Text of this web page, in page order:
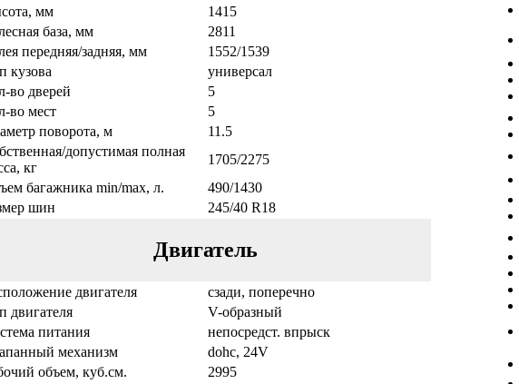
мм
1415
база, мм
2811
передняя/задняя, мм
1552/1539
кузова
универсал
во дверей
5
во мест
5
поворота, м
11.5
допустимая полная
кг
1705/2275
багажника min/max, л.
490/1430
шин
245/40 R18
Двигатель
двигателя
сзади, поперечно
двигателя
V-образный
питания
непосредст. впрыск
механизм
dohc, 24V
объем, куб.см.
2995